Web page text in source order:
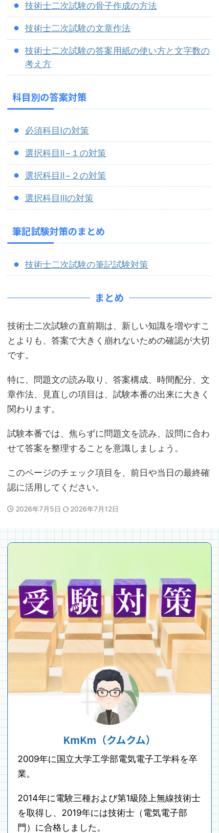
技術士二次試験の骨子作成の方法
技術士二次試験の文章作法
技術士二次試験の答案用紙の使い方と文字数の
考え方
科目別の答案対策
必須科目Ⅰの対策
選択科目Ⅱ−１の対策
選択科目Ⅱ−２の対策
選択科目Ⅲの対策
筆記試験対策のまとめ
技術士二次試験の筆記試験対策
まとめ
技術士二次試験の直前期は、新しい知識を増やすこ
とよりも、答案で大きく崩れないための確認が大切
です。
特に、問題文の読み取り、答案構成、時間配分、文
章作法、見直しの項目は、試験本番の出来に大きく
関わります。
試験本番では、焦らずに問題文を読み、設問に合わ
せて答案を整理することを意識しましょう。
このページのチェック項目を、前日や当日の最終確
認に活用してください。
2026年7月5日 2026年7月12日
KmKm（クムクム）
2009年に国立大学工学部電気電子工学科を卒
業。
2014年に電験三種および第1級陸上無線技術士
を取得し、2019年には技術士（電気電子部
門）に合格しました。